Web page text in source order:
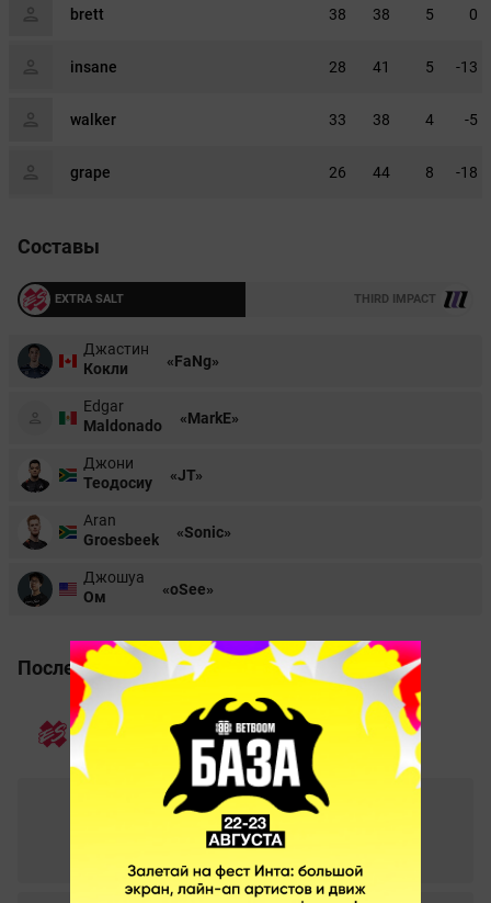
brett 38 38 5 0
insane 28 41 5 -13
walker 33 38 4 -5
grape 26 44 8 -18
Составы
EXTRA SALT THIRD IMPACT
Джастин
Кокли
«FaNg»
Edgar
Maldonado
«MarkE»
Джони
Теодосиу
«JT»
Aran
Groesbeek
«Sonic»
Джошуа
Ом
«oSee»
Последние матчи
ESEA S38 Premier Division - NA. 25.08.2021
2 – 0
СТАТИСТИКА МАТЧА